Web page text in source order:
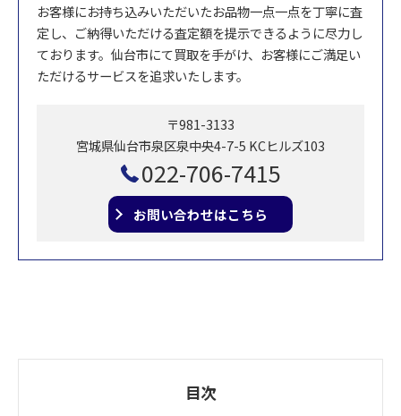
お客様にお持ち込みいただいたお品物一点一点を丁寧に査
定し、ご納得いただける査定額を提示できるように尽力し
ております。仙台市にて買取を手がけ、お客様にご満足い
ただけるサービスを追求いたします。
〒981-3133
宮城県仙台市泉区泉中央4-7-5 KCヒルズ103
022-706-7415
お問い合わせはこちら
目次